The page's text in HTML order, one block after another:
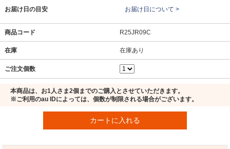
お届け日の目安 お届け日について >
商品コード R25JR09C
在庫 在庫あり
ご注文個数
本商品は、お1人さま2個までのご購入とさせていただきます。
※ご利用のau IDによっては、個数が制限される場合がございます。
カートに入れる